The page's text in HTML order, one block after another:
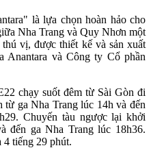
là lựa chọn hoàn hảo cho
Nha Trang và Quy Nhơn một
vị, được thiết kế và sản xuất
Anantara và Công ty Cổ phần
chạy suốt đêm từ Sài Gòn đi
ga Nha Trang lúc 14h và đến
Chuyến tàu ngược lại khởi
đến ga Nha Trang lúc 18h36.
tiếng 29 phút.